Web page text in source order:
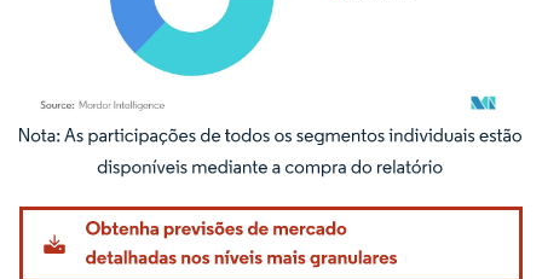
Imagem © Mordor Intelligence. O reuso requer atribuição conforme CC BY 4.0.